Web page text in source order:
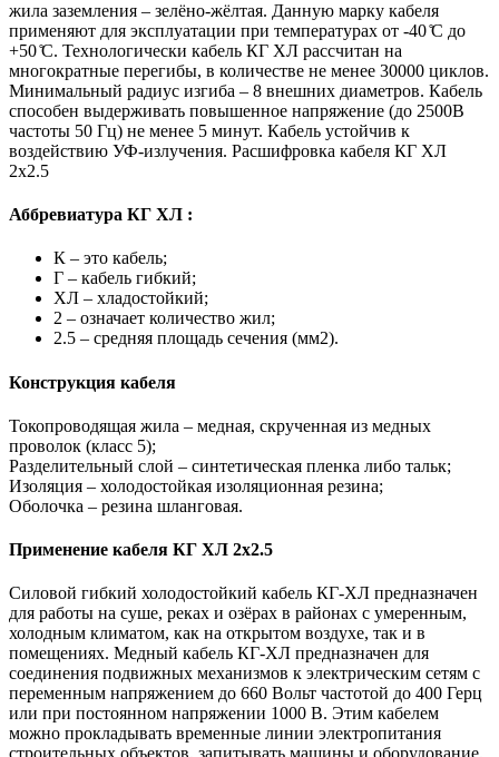
жила заземления – зелёно-жёлтая. Данную марку кабеля
применяют для эксплуатации при температурах от -40 ̊С до
+50 ̊С. Технологически кабель КГ ХЛ рассчитан на
многократные перегибы, в количестве не менее 30000 циклов.
Минимальный радиус изгиба – 8 внешних диаметров. Кабель
способен выдерживать повышенное напряжение (до 2500В
частоты 50 Гц) не менее 5 минут. Кабель устойчив к
воздействию УФ-излучения. Расшифровка кабеля КГ ХЛ
2х2.5
Аббревиатура КГ ХЛ :
К – это кабель;
Г – кабель гибкий;
ХЛ – хладостойкий;
2 – означает количество жил;
2.5 – средняя площадь сечения (мм2).
Конструкция кабеля
Токопроводящая жила – медная, скрученная из медных
проволок (класс 5);
Разделительный слой – синтетическая пленка либо тальк;
Изоляция – холодостойкая изоляционная резина;
Оболочка – резина шланговая.
Применение кабеля КГ ХЛ 2х2.5
Силовой гибкий холодостойкий кабель КГ-ХЛ предназначен
для работы на суше, реках и озёрах в районах с умеренным,
холодным климатом, как на открытом воздухе, так и в
помещениях. Медный кабель КГ-ХЛ предназначен для
соединения подвижных механизмов к электрическим сетям с
переменным напряжением до 660 Вольт частотой до 400 Герц
или при постоянном напряжении 1000 В. Этим кабелем
можно прокладывать временные линии электропитания